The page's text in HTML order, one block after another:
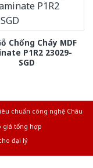
Chống Cháy MDF
P1R2 23029-
SGD
chuẩn công nghệ Châu
giá tổng hợp
đại lý